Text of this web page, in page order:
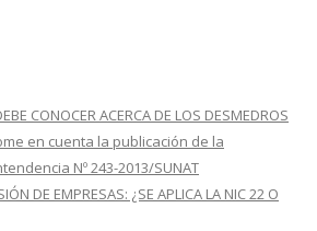
CONOCER ACERCA DE LOS DESMEDROS
en cuenta la publicación de la
Nº 243-2013/SUNAT
DE EMPRESAS: ¿SE APLICA LA NIC 22 O